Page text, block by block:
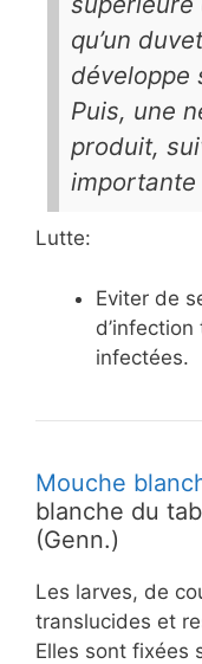
qu’un
développe
Puis, une
produit,
importante
Lutte:
Eviter de
infectées.
Mouche
blanche du
(Genn.)
Les larves, de
translucides et
Elles sont fixées